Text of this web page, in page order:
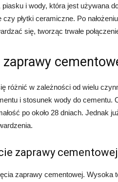
i wody, która jest używana
płytki ceramiczne. Po
się, tworząc trwałe
różnić w zależności od wielu
i stosunek wody do cementu.
po około 28 dniach. Jednak
zaprawy cementowej
zaprawy cementowej. Wysoka